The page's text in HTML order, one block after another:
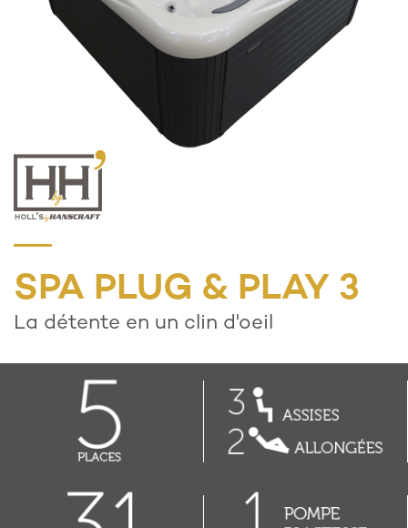
SPA PLUG & PLAY 3
La détente en un clin d'oeil